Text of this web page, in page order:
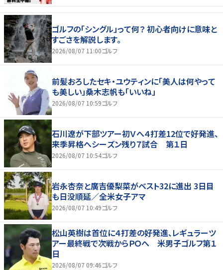
ゴルフの「シングル」って何？ 初心者向けに意味と
すごさを解説します。
2026/08/07 11:00ゴルフ
前髪おろしたセキ・ユウティンに「美人は何やって
も美しい」桑木志帆も「いいね」
2026/08/07 10:59ゴルフ
石川遼が下部ツアー初Ｖへ４打差12位で好発進、
来季昇格へシーズン残り７試合 第１日
2026/08/07 10:54ゴルフ
岩永杏奈と廣吉優梨菜がベスト32に進出 3日目
も日没順延／全米女子アマ
2026/08/07 10:49ゴルフ
松山英樹は首位に４打差の好発進、レギュラーツ
アー最終戦で次戦からＰＯへ 米男子ゴルフ第１
日
2026/08/07 09:46ゴルフ